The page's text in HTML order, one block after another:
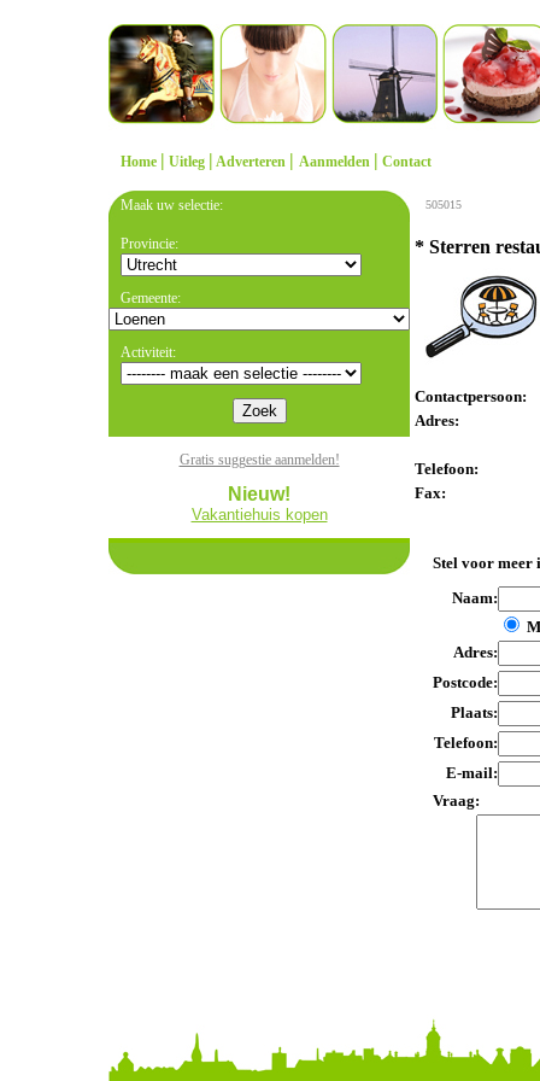
Home | Uitleg | Adverteren | Aanmelden | Contact
Maak uw selectie:
Provincie:
Gemeente:
Activiteit:
Gratis suggestie aanmelden!
Nieuw!
Vakantiehuis kopen
505015
* Sterren
Contactpersoon:
Adres:
Telefoon:
Fax:
Stel voor meer
Naam:
Adres:
Postcode:
Plaats:
Telefoon:
E-mail:
Vraag: